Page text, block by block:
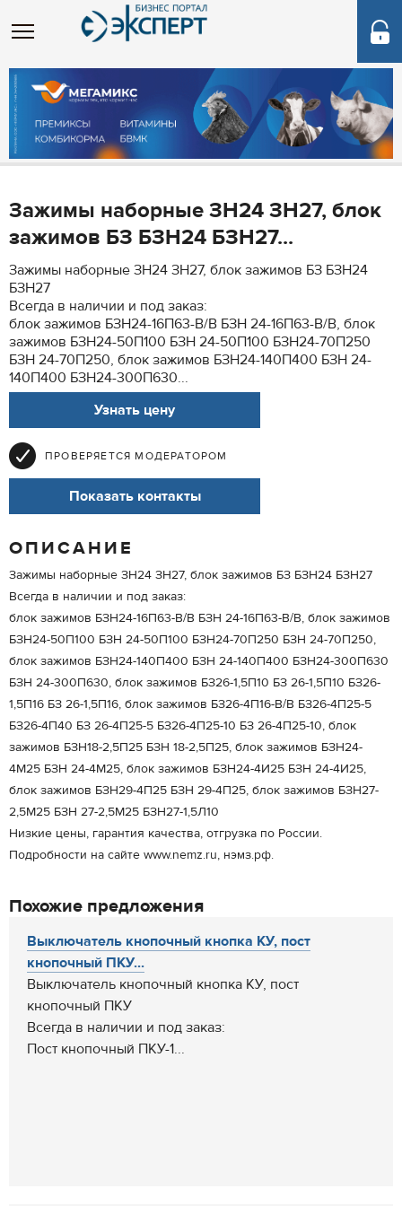
Зажимы наборные ЗН24 ЗН27, блок
зажимов БЗ БЗН24 БЗН27...
Зажимы наборные ЗН24 ЗН27, блок зажимов БЗ БЗН24
БЗН27
Всегда в наличии и под заказ:
блок зажимов БЗН24-16П63-В/В БЗН 24-16П63-В/В, блок
зажимов БЗН24-50П100 БЗН 24-50П100 БЗН24-70П250
БЗН 24-70П250, блок зажимов БЗН24-140П400 БЗН 24-
140П400 БЗН24-300П630...
Узнать цену
ПРОВЕРЯЕТСЯ МОДЕРАТОРОМ
Показать контакты
ОПИСАНИЕ
Зажимы наборные ЗН24 ЗН27, блок зажимов БЗ БЗН24 БЗН27
Всегда в наличии и под заказ:
блок зажимов БЗН24-16П63-В/В БЗН 24-16П63-В/В, блок зажимов
БЗН24-50П100 БЗН 24-50П100 БЗН24-70П250 БЗН 24-70П250,
блок зажимов БЗН24-140П400 БЗН 24-140П400 БЗН24-300П630
БЗН 24-300П630, блок зажимов БЗ26-1,5П10 БЗ 26-1,5П10 БЗ26-
1,5П16 БЗ 26-1,5П16, блок зажимов БЗ26-4П16-В/В БЗ26-4П25-5
БЗ26-4П40 БЗ 26-4П25-5 БЗ26-4П25-10 БЗ 26-4П25-10, блок
зажимов БЗН18-2,5П25 БЗН 18-2,5П25, блок зажимов БЗН24-
4М25 БЗН 24-4М25, блок зажимов БЗН24-4И25 БЗН 24-4И25,
блок зажимов БЗН29-4П25 БЗН 29-4П25, блок зажимов БЗН27-
2,5М25 БЗН 27-2,5М25 БЗН27-1,5Л10
Низкие цены, гарантия качества, отгрузка по России.
Подробности на сайте www.nemz.ru, нэмз.рф.
Похожие предложения
Выключатель кнопочный кнопка КУ, пост
кнопочный ПКУ...
Выключатель кнопочный кнопка КУ, пост
кнопочный ПКУ
Всегда в наличии и под заказ:
Пост кнопочный ПКУ-1...